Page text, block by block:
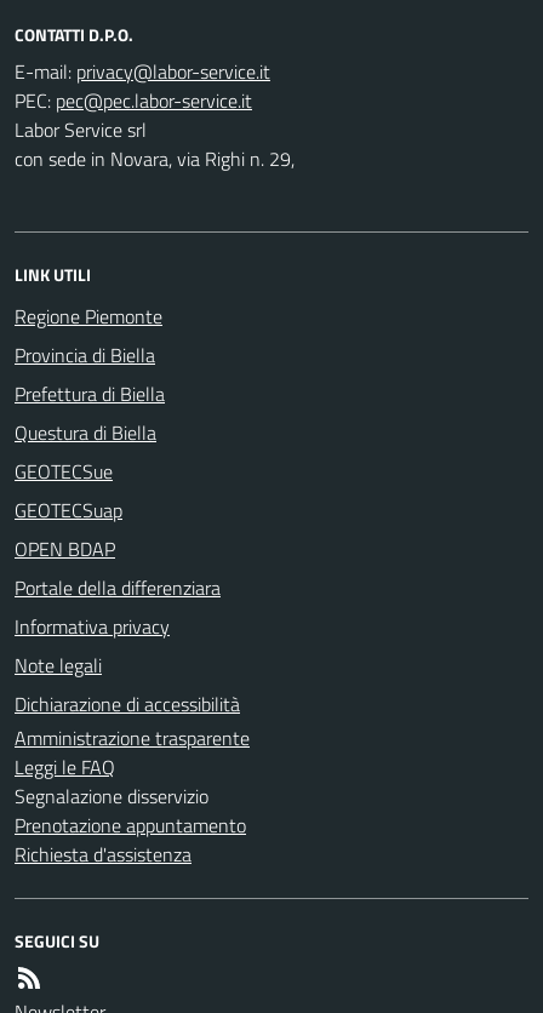
CONTATTI D.P.O.
E-mail:
PEC:
Labor Service srl
con sede in Novara, via Righi n. 29,
LINK UTILI
Regione Piemonte
Provincia di Biella
Prefettura di Biella
Questura di Biella
GEOTECSue
GEOTECSuap
OPEN BDAP
Portale della differenziara
Informativa privacy
Note legali
Dichiarazione di accessibilità
Amministrazione trasparente
Leggi le FAQ
Segnalazione disservizio
Prenotazione appuntamento
Richiesta d'assistenza
SEGUICI SU